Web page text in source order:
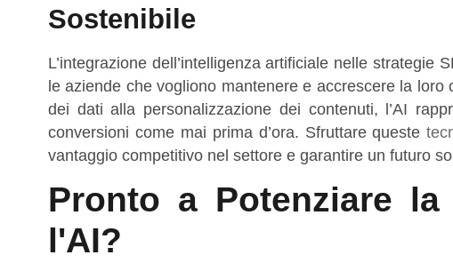
Sostenibile
L’integrazione dell’intelligenza artificiale nelle
le aziende che vogliono mantenere e accrescere la
dei dati alla personalizzazione dei contenuti, l’AI
conversioni come mai prima d’ora. Sfruttare queste
vantaggio competitivo nel settore e garantire un futuro
Pronto a Potenziare
l'AI?